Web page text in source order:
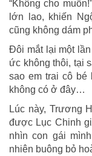
“Không cho
lớn lao, khiến
cũng không dám
Đôi mắt lại một
ức không thôi, tại
sao em trai cô bé
không có ở đây…
Lúc này, Trương
được Lục Chinh
nhìn con gái
nhiên buông bỏ